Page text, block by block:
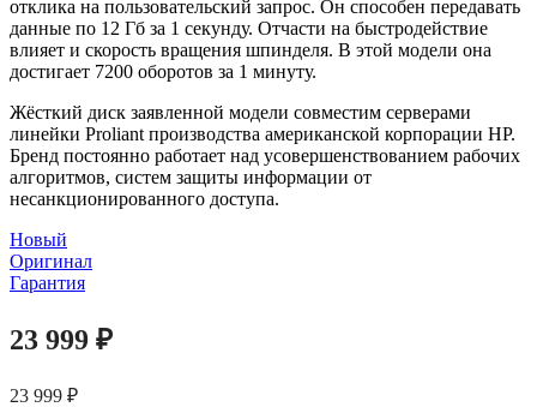
отклика на пользовательский запрос. Он способен передавать
данные по 12 Гб за 1 секунду. Отчасти на быстродействие
влияет и скорость вращения шпинделя. В этой модели она
достигает 7200 оборотов за 1 минуту.
Жёсткий диск заявленной модели совместим серверами
линейки Proliant производства американской корпорации НР.
Бренд постоянно работает над усовершенствованием рабочих
алгоритмов, систем защиты информации от
несанкционированного доступа.
Новый
Оригинал
Гарантия
23 999 ₽
23 999 ₽